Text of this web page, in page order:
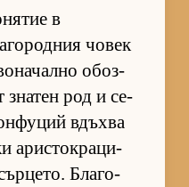
в
чо­век
обоз­
зна­тен род и се­
вдъхва
арис­ток­ра­ци­
Бла­го­